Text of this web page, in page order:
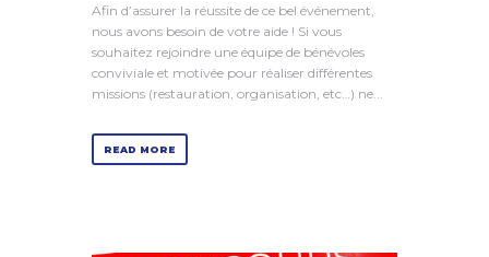
Afin d’assurer la réussite de ce bel événement,
nous avons besoin de votre aide ! Si vous
souhaitez rejoindre une équipe de bénévoles
conviviale et motivée pour réaliser différentes
missions (restauration, organisation, etc…) ne...
READ MORE